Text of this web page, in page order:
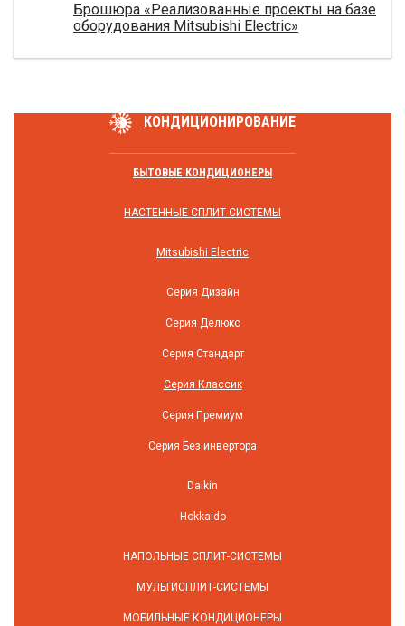
Брошюра «Реализованные проекты на базе
оборудования Mitsubishi Electric»
КОНДИЦИОНИРОВАНИЕ
БЫТОВЫЕ КОНДИЦИОНЕРЫ
НАСТЕННЫЕ СПЛИТ-СИСТЕМЫ
Mitsubishi Electric
Серия Дизайн
Серия Делюкс
Серия Стандарт
Серия Классик
Серия Премиум
Серия Без инвертора
Daikin
Hokkaido
НАПОЛЬНЫЕ СПЛИТ-СИСТЕМЫ
МУЛЬТИСПЛИТ-СИСТЕМЫ
МОБИЛЬНЫЕ КОНДИЦИОНЕРЫ